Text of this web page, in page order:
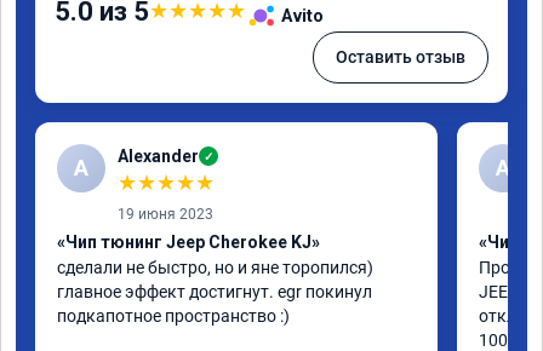
5.0 из 5★★★★★ Avito
Оставить отзыв
A Alexander ✓
★★★★★
19 июня 2023
«Чип тюнинг Jeep Cherokee KJ»
сделали не быстро, но и яне торопился)
главное эффект достигнут. egr покинул
подкапотное пространство :)
А
«Чип
JEEP
100%,